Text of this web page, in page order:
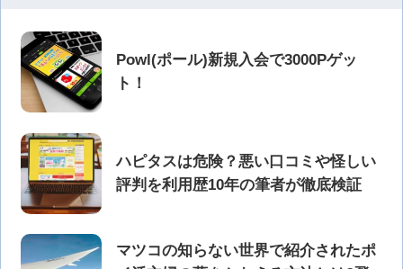
Powl(ポール)新規入会で3000Pゲッ
ト！
ハピタスは危険？悪い口コミや怪しい
評判を利用歴10年の筆者が徹底検証
マツコの知らない世界で紹介されたポ